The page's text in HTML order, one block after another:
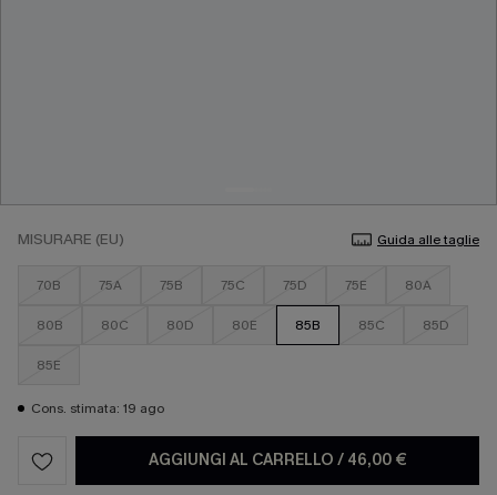
MISURARE (EU) Guida alle taglie
70B 75A 75B 75C 75D 75E 80A
80B 80C 80D 80E 85B 85C 85D
85E
Cons. stimata: 19 ago
AGGIUNGI AL CARRELLO / 46,00 €